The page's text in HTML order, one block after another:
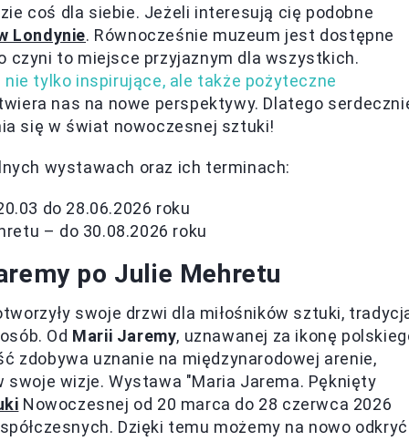
coś dla siebie. Jeżeli interesują cię podobne
Londynie. Równocześnie muzeum jest dostępne
czyni to miejsce przyjaznym dla wszystkich.
tylko inspirujące, ale także pożyteczne
nas na nowe perspektywy. Dlatego
się w świat nowoczesnej sztuki!
wystawach oraz ich terminach:
do 28.06.2026 roku
– do 30.08.2026 roku
po Julie Mehretu
swoje drzwi dla miłośników sztuki,
Od Marii Jaremy, uznawanej za ikonę
zdobywa uznanie na międzynarodowej arenie,
wizje. Wystawa "Maria Jarema. Pęknięty
Nowoczesnej od 20 marca do 28 czerwca 2026
Dzięki temu możemy na nowo odkryć